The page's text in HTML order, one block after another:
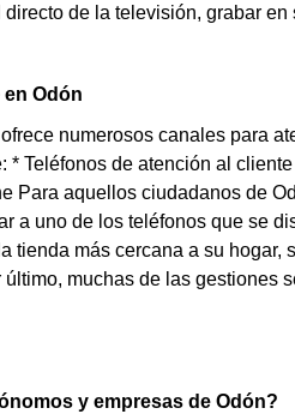
de la televisión, grabar
Odón
numerosos canales para
* Teléfonos de atención al
Para aquellos ciudadanos de
a uno de los teléfonos que se
tienda más cercana a su
muchas de las gestiones
y empresas de Odón?